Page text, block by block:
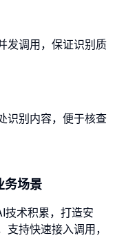
发调用，保证识别质
识别内容，便于核查
务场景
技术积累，打造安
持快速接入调用，